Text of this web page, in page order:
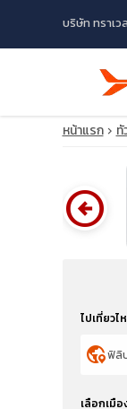
บริษัท ทราเ
หน้าแรก ทั
arrow_circle_left
ไปเที่ยวไ
globe_location_pin
เลือกเมื